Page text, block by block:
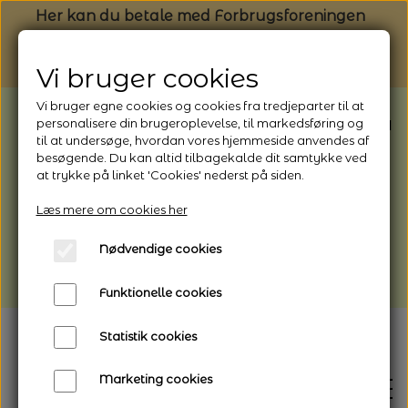
Her kan du betale med Forbrugsforeningen
BEMÆRK: Butikken har ferielukket* fra
1/8 - 9/8 - 2026
*Webshoppen er åben og sender hele
afhentning
Vi gør opmærksom på, at der kan være lidt
længere leveringstid
Vi bruger cookies
Vi bruger egne cookies og cookies fra tredjeparter til at
personalisere din brugeroplevelse, til markedsføring og
til at undersøge, hvordan vores hjemmeside anvendes af
besøgende. Du kan altid tilbagekalde dit samtykke ved
at trykke på linket 'Cookies' nederst på siden.
Læs mere om cookies her
Nødvendige cookies
Funktionelle cookies
Statistik cookies
Marketing cookies